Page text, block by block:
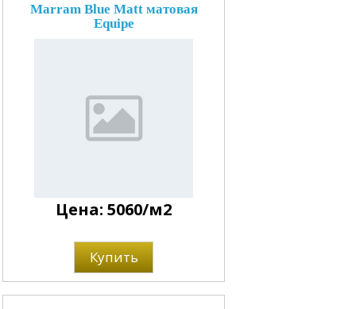
Marram Blue Matt матовая
Equipe
Цена: 5060/м2
Купить